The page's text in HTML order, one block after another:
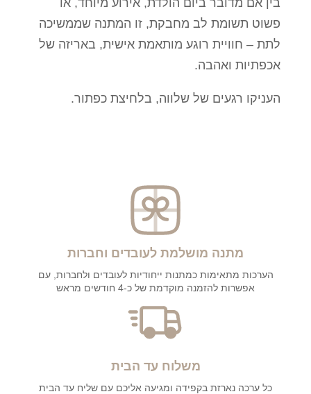
בין אם מדובר ביום הולדת, אירוע מיוחד, או
פשוט תשומת לב מחבקת, זו המתנה שממשיכה
לתת – חוויית רוגע מותאמת אישית, באריזה של
אכפתיות ואהבה.
העניקו רגעים של שלווה, בלחיצת כפתור.
משלוח עד הבית
כל ערכה נארזת בקפידה ומגיעה אליכם עם שליח עד הבית
מתנה מושלמת לעובדים וחברות
הערכות מתאימות כמתנות ייחודיות לעובדים ולחברות, עם
אפשרות להזמנה מוקדמת של כ-4 חודשים מראש